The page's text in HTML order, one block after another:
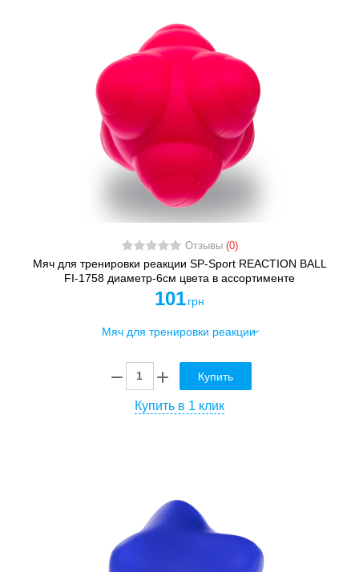
Отзывы (0)
Мяч для тренировки реакции SP-Sport REACTION BALL
FI-1758 диаметр-6см цвета в ассортименте
101 грн
Купить
Купить в 1 клик